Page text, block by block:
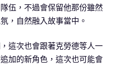
伍，不過會保留他那份雖然
，自然融入故事當中。
這次也會跟著克勞德等人一
加的新角色，這次也可能會